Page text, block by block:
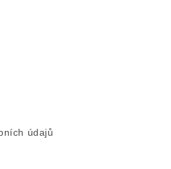
údajů